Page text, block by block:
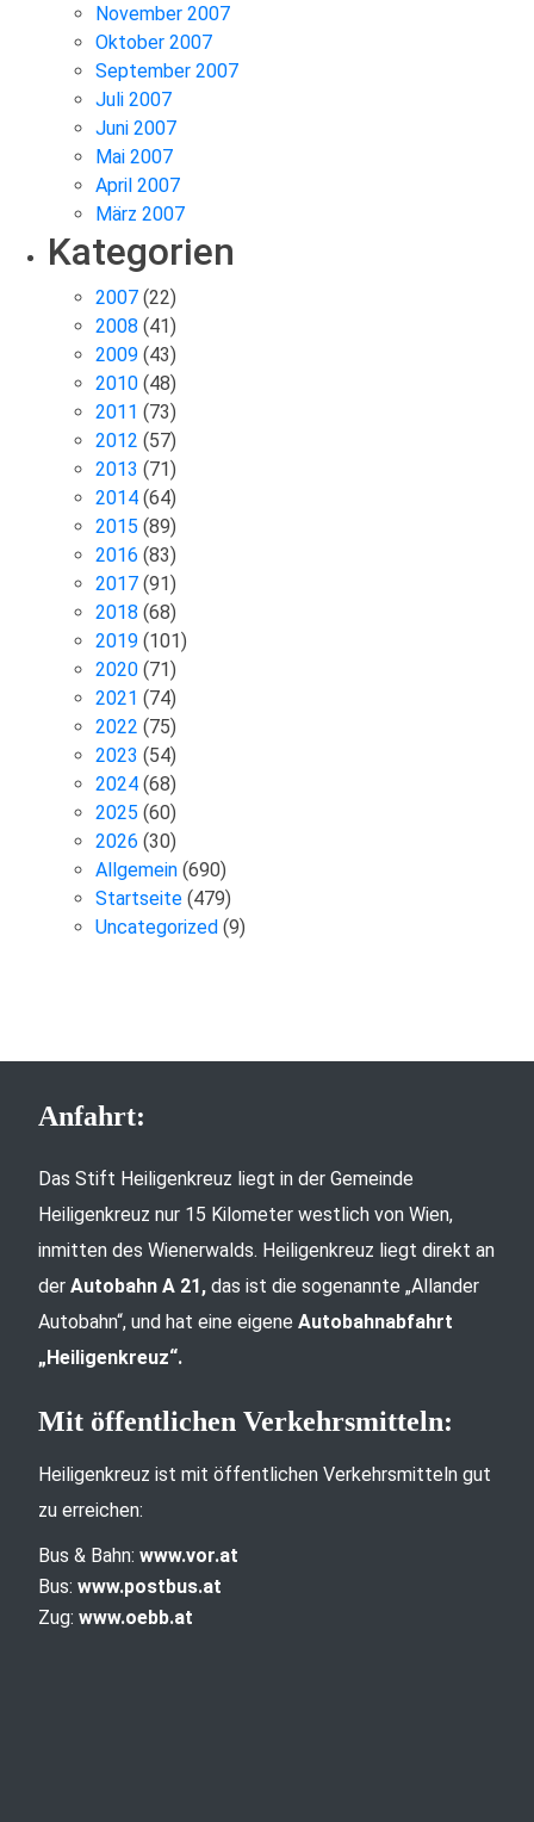
November 2007
Oktober 2007
September 2007
Juli 2007
Juni 2007
Mai 2007
April 2007
März 2007
Kategorien
2007 (22)
2008 (41)
2009 (43)
2010 (48)
2011 (73)
2012 (57)
2013 (71)
2014 (64)
2015 (89)
2016 (83)
2017 (91)
2018 (68)
2019 (101)
2020 (71)
2021 (74)
2022 (75)
2023 (54)
2024 (68)
2025 (60)
2026 (30)
Allgemein (690)
Startseite (479)
Uncategorized (9)
Anfahrt:
Das Stift Heiligenkreuz liegt in der Gemeinde
Heiligenkreuz nur 15 Kilometer westlich von Wien,
inmitten des Wienerwalds. Heiligenkreuz liegt direkt an
der Autobahn A 21, das ist die sogenannte „Allander
Autobahn“, und hat eine eigene Autobahnabfahrt
„Heiligenkreuz“.
Mit öffentlichen Verkehrsmitteln:
Heiligenkreuz ist mit öffentlichen Verkehrsmitteln gut
zu erreichen:
Bus & Bahn: www.vor.at
Bus: www.postbus.at
Zug: www.oebb.at